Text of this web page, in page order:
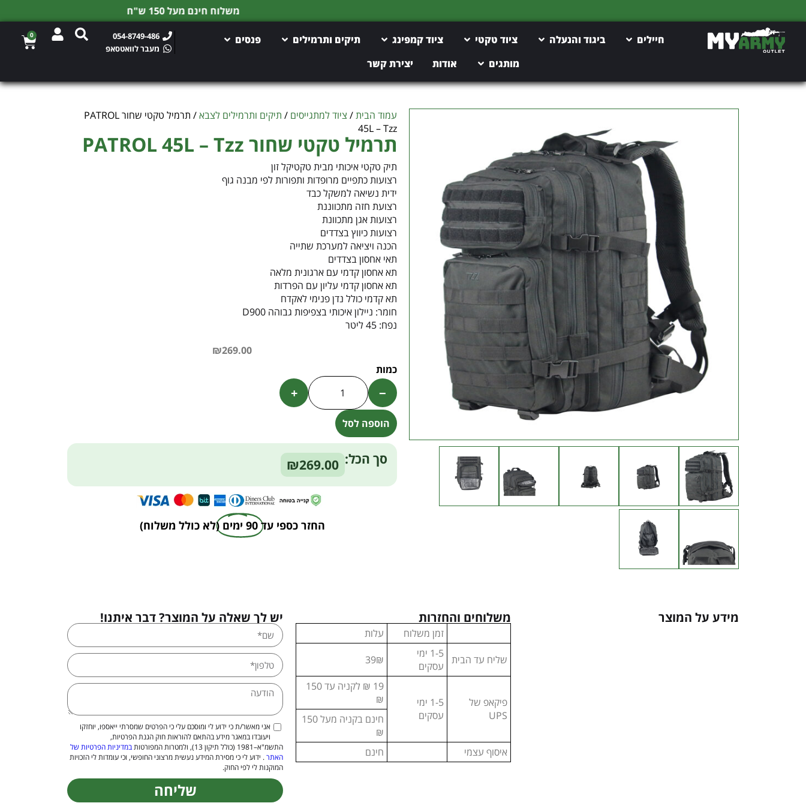
חיילים ביגוד והנעלה ציוד טקטי ציוד קמפינג תיקים ותרמילים
פנסים
מותגים
אודות יצירת קשר
054-8749-486
מעבר לוואטסאפ
0
עמוד הבית/ ציוד למתגייסים / תיקים ותרמילים לצבא
/ תרמיל טקטי שחור PATROL
45L – Tzz
תרמיל טקטי שחור PATROL 45L – Tzz
תיק טקטי איכותי מבית טקטיקל זון
רצועות כתפיים מרופדות ותפורות לפי מבנה גוף
ידית נשיאה למשקל כבד
רצועת חזה מתכווננת
רצועות אגן מתכוונת
רצועות כיווץ בצדדים
הכנה ויציאה למערכת שתייה
תאי אחסון בצדדים
תא אחסון קדמי עם ארגונית מלאה
תא אחסון קדמי עליון עם הפרדות
תא קדמי כולל נדן פנימי לאקדח
חומר: ניילון איכותי בצפיפות גבוהה D900
נפח: 45 ליטר
₪269.00
−
+
הוספה לסל
Alternative:
סך הכל: ₪269.00
החזר כספי עד 90 ימים (לא כולל משלוח)
מידע על המוצר משלוחים והחזרות
זמן משלוח
עלות
שליח עד הבית
1-5 ימי
עסקים
39₪
פיקאפ של
UPS
1-5 ימי
עסקים
19 ₪ לקניה עד 150
₪
חינם בקניה מעל 150
₪
איסוף עצמי
חינם
יש לך שאלה על המוצר? דבר איתנו!
אני מאשר/ת כי ידוע לי ומוסכם עלי כי הפרטים שמסרתי ייאספו, יוחזקו
ויעובדו במאגר מידע בהתאם להוראות חוק הגנת הפרטיות,
התשמ"א–1981 (כולל תיקון 13), ולמטרות המפורטות
במדיניות הפרטיות של
האתר. ידוע לי כי מסירת המידע נעשית מרצוני החופשי, וכי עומדות לי הזכויות
המוקנות לי לפי החוק.
שליחה